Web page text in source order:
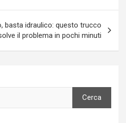
basta idraulico: questo trucco
il problema in pochi minuti
Cerca